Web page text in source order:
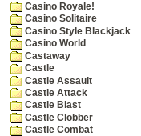
Casino Royale!
Casino Solitaire
Casino Style Blackjack
Casino World
Castaway
Castle
Castle Assault
Castle Attack
Castle Blast
Castle Clobber
Castle Combat